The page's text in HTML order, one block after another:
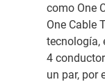
como One
One Cable
tecnología,
4
un par, por